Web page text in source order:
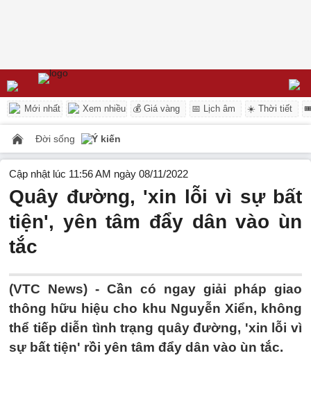
Mới nhất Xem nhiều 💰 Giá vàng 📅 Lịch âm ☀️ Thời tiết
Đời sống Ý kiến
Cập nhật lúc 11:56 AM ngày 08/11/2022
Quây đường, 'xin lỗi vì sự bất
tiện', yên tâm đẩy dân vào ùn
tắc
(VTC News) - Cần có ngay giải pháp giao
thông hữu hiệu cho khu Nguyễn Xiển, không
thể tiếp diễn tình trạng quây đường, 'xin lỗi vì
sự bất tiện' rồi yên tâm đẩy dân vào ùn tắc.